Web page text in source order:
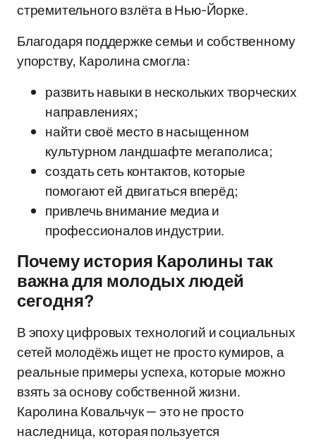
стремительного взлёта в Нью-Йорке.
Благодаря поддержке семьи и собственному
упорству, Каролина смогла:
развить навыки в нескольких творческих
направлениях;
найти своё место в насыщенном
культурном ландшафте мегаполиса;
создать сеть контактов, которые
помогают ей двигаться вперёд;
привлечь внимание медиа и
профессионалов индустрии.
Почему история Каролины так
важна для молодых людей
сегодня?
В эпоху цифровых технологий и социальных
сетей молодёжь ищет не просто кумиров, а
реальные примеры успеха, которые можно
взять за основу собственной жизни.
Каролина Ковальчук — это не просто
наследница, которая пользуется